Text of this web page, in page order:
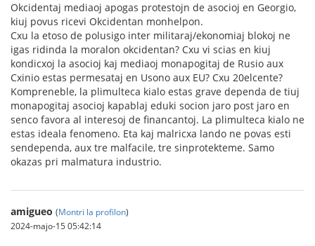
Okcidentaj mediaoj apogas protestojn de asocioj en Georgio,
kiuj povus ricevi Okcidentan monhelpon.
Cxu la etoso de polusigo inter militaraj/ekonomiaj blokoj ne
igas ridinda la moralon okcidentan? Cxu vi scias en kiuj
kondicxoj la asocioj kaj mediaoj monapogitaj de Rusio aux
Cxinio estas permesataj en Usono aux EU? Cxu 20elcente?
Kompreneble, la plimulteca kialo estas grave dependa de tiuj
monapogitaj asocioj kapablaj eduki socion jaro post jaro en
senco favora al interesoj de financantoj. La plimulteca kialo ne
estas ideala fenomeno. Eta kaj malricxa lando ne povas esti
sendependa, aux tre malfacile, tre sinprotekteme. Samo
okazas pri malmatura industrio.
amigueo (Montri la profilon)
2024-majo-15 05:42:14